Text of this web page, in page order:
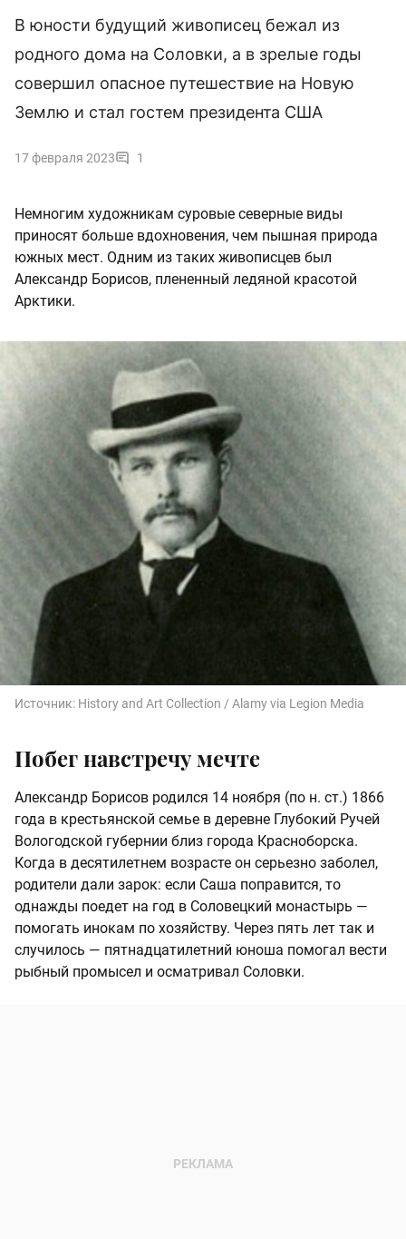
В юности будущий живописец бежал из
родного дома на Соловки, а в зрелые годы
совершил опасное путешествие на Новую
Землю и стал гостем президента США
17 февраля 2023 1
Немногим художникам суровые северные виды
приносят больше вдохновения, чем пышная природа
южных мест. Одним из таких живописцев был
Александр Борисов, плененный ледяной красотой
Арктики.
Источник: History and Art Collection / Alamy via Legion Media
Побег навстречу мечте
Александр Борисов родился 14 ноября (по н. ст.) 1866
года в крестьянской семье в деревне Глубокий Ручей
Вологодской губернии близ города Красноборска.
Когда в десятилетнем возрасте он серьезно заболел,
родители дали зарок: если Саша поправится, то
однажды поедет на год в Соловецкий монастырь —
помогать инокам по хозяйству. Через пять лет так и
случилось — пятнадцатилетний юноша помогал вести
рыбный промысел и осматривал Соловки.